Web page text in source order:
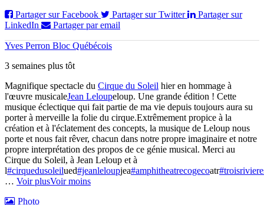
Partager sur Facebook
Partager sur Twitter
Partager sur
LinkedIn
Partager par email
Yves Perron Bloc Québécois
3 semaines plus tôt
Magnifique spectacle du Cirque du Soleil hier en hommage à
l'œuvre musicaleJean Leloupeloup. Une grande édition ! Cette
musique éclectique qui fait partie de ma vie depuis toujours aura su
porter à merveille la folie du cirque.Extrêmement propice à la
création et à l'éclatement des concepts, la musique de Leloup nous
porte et nous fait rêver, chacun dans notre propre imaginaire et notre
propre interprétation des propos de ce génie musical. Merci au
Cirque du Soleil, à Jean Leloup et à
l#cirquedusoleilued#jeanleloupjea#amphitheatrecogecoatr
… Voir plusVoir moins
Photo